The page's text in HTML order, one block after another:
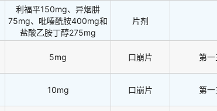
利福平150mg、异烟肼
75mg、吡嗪酰胺400mg和
盐酸乙胺丁醇275mg
片剂
5mg 口崩片 第
10mg 口崩片 第